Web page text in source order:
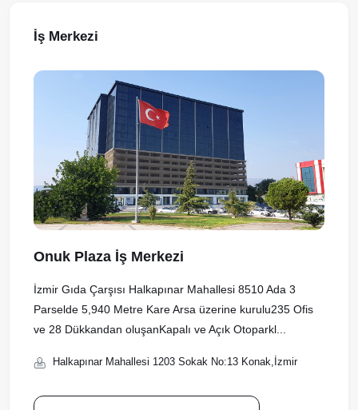
İş Merkezi
Onuk Plaza İş Merkezi
İzmir Gıda Çarşısı Halkapınar Mahallesi 8510 Ada 3
Parselde 5,940 Metre Kare Arsa üzerine kurulu235 Ofis
ve 28 Dükkandan oluşanKapalı ve Açık Otoparkl...
Halkapınar Mahallesi 1203 Sokak No:13 Konak,İzmir